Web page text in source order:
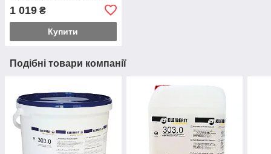
(Біонік
1 019 ₴
Купити
Подібні товари компанії